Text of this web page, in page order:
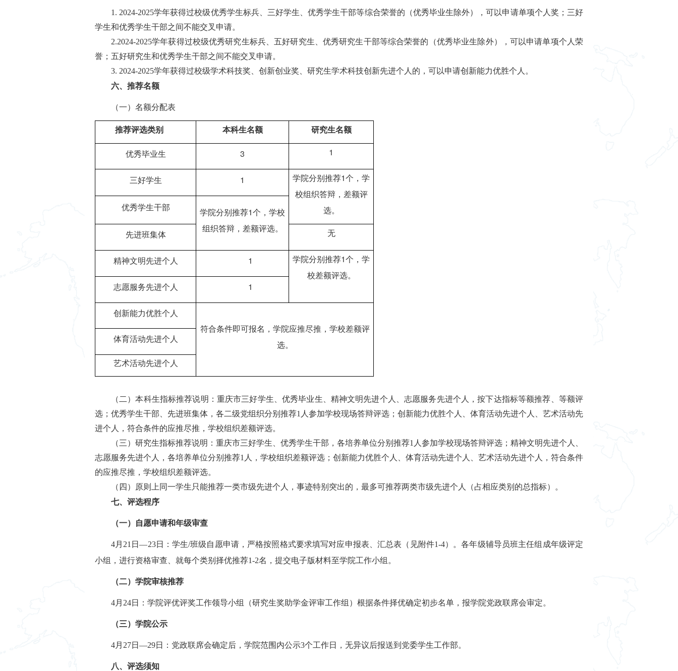
1. 2024-2025学年获得过校级优秀学生标兵、三好学生、优秀学生干部等综合荣誉的（优秀毕业生除外），可以申请单项个人奖；三好
学生和优秀学生干部之间不能交叉申请。
2.2024-2025学年获得过校级优秀研究生标兵、五好研究生、优秀研究生干部等综合荣誉的（优秀毕业生除外），可以申请单项个人荣
誉；五好研究生和优秀学生干部之间不能交叉申请。
3. 2024-2025学年获得过校级学术科技奖、创新创业奖、研究生学术科技创新先进个人的，可以申请创新能力优胜个人。
六、推荐名额
（一）名额分配表
推荐评选类别 本科生名额 研究生名额
优秀毕业生 3 1
三好学生 1 学院分别推荐1个，学
校组织答辩， 差额评
选。
优秀学生干部 学院分别推荐1个，学校
组织答辩， 差额评选。
先进班集体 无
精神文明先进个人 1 学院分别推荐1个，学
校差额评选。
志愿服务先进个人
1
创新能力优胜个人
符合条件即可报名 ， 学院应推尽推， 学校差额评
选。
体育活动先进个人
艺术活动先进个人
（二）本科生指标推荐说明：重庆市三好学生、优秀毕业生、精神文明先进个人、志愿服务先进个人，按下达指标等额推荐、等额评
选；优秀学生干部、先进班集体，各二级党组织分别推荐1人参加学校现场答辩评选；创新能力优胜个人、体育活动先进个人、艺术活动先
进个人，符合条件的应推尽推，学校组织差额评选。
（三）研究生指标推荐说明：重庆市三好学生、优秀学生干部，各培养单位分别推荐1人参加学校现场答辩评选；精神文明先进个人、
志愿服务先进个人，各培养单位分别推荐1人，学校组织差额评选；创新能力优胜个人、体育活动先进个人、艺术活动先进个人，符合条件
的应推尽推，学校组织差额评选。
（四）原则上同一学生只能推荐一类市级先进个人，事迹特别突出的，最多可推荐两类市级先进个人（占相应类别的总指标）。
七、评选程序
（一）自愿申请和年级审查
4月21 日—23日：学生/班级自愿申请，严格按照格式要求填写对应申报表、汇总表（见附件1-4） 。各年级辅导员班主任组成年级评定
小组，进行资格审查、就每个类别择优推荐1-2名， 提交电子版材料至学院工作小组。
（二）学院审核推荐
4月24日：学院评优评奖工作领导小组（研究生奖助学金评审工作组）根据条件择优确定初步名单，报学院党政联席会审定。
（三）学院公示
4月27日—29日：党政联席会确定后，学院范围内公示3个工作日，无异议后报送到党委学生工作部。
八、评选须知